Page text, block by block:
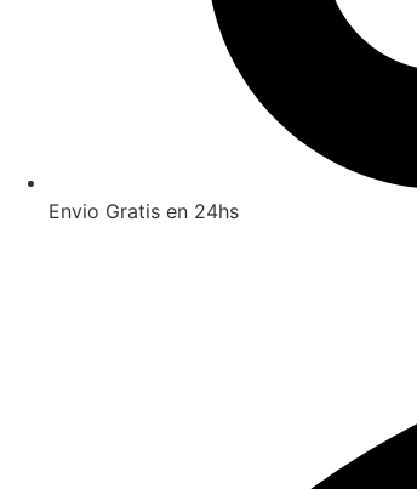
Envio Gratis en 24hs